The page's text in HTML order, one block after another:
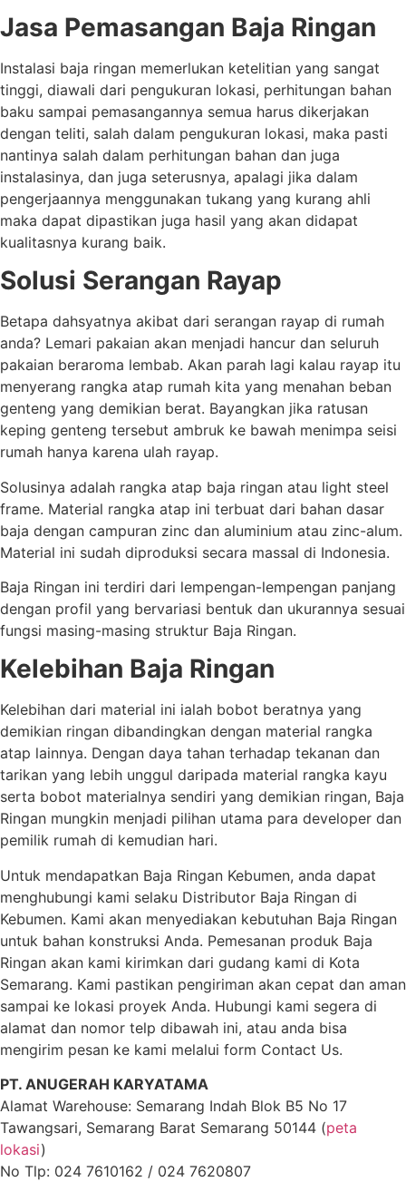
Jasa Pemasangan Baja Ringan
Instalasi baja ringan memerlukan ketelitian yang sangat
tinggi, diawali dari pengukuran lokasi, perhitungan bahan
baku sampai pemasangannya semua harus dikerjakan
dengan teliti, salah dalam pengukuran lokasi, maka pasti
nantinya salah dalam perhitungan bahan dan juga
instalasinya, dan juga seterusnya, apalagi jika dalam
pengerjaannya menggunakan tukang yang kurang ahli
maka dapat dipastikan juga hasil yang akan didapat
kualitasnya kurang baik.
Solusi Serangan Rayap
Betapa dahsyatnya akibat dari serangan rayap di rumah
anda? Lemari pakaian akan menjadi hancur dan seluruh
pakaian beraroma lembab. Akan parah lagi kalau rayap itu
menyerang rangka atap rumah kita yang menahan beban
genteng yang demikian berat. Bayangkan jika ratusan
keping genteng tersebut ambruk ke bawah menimpa seisi
rumah hanya karena ulah rayap.
Solusinya adalah rangka atap baja ringan atau light steel
frame. Material rangka atap ini terbuat dari bahan dasar
baja dengan campuran zinc dan aluminium atau zinc-alum.
Material ini sudah diproduksi secara massal di Indonesia.
Baja Ringan ini terdiri dari lempengan-lempengan panjang
dengan profil yang bervariasi bentuk dan ukurannya sesuai
fungsi masing-masing struktur Baja Ringan.
Kelebihan Baja Ringan
Kelebihan dari material ini ialah bobot beratnya yang
demikian ringan dibandingkan dengan material rangka
atap lainnya. Dengan daya tahan terhadap tekanan dan
tarikan yang lebih unggul daripada material rangka kayu
serta bobot materialnya sendiri yang demikian ringan, Baja
Ringan mungkin menjadi pilihan utama para developer dan
pemilik rumah di kemudian hari.
Untuk mendapatkan Baja Ringan Kebumen, anda dapat
menghubungi kami selaku Distributor Baja Ringan di
Kebumen. Kami akan menyediakan kebutuhan Baja Ringan
untuk bahan konstruksi Anda. Pemesanan produk Baja
Ringan akan kami kirimkan dari gudang kami di Kota
Semarang. Kami pastikan pengiriman akan cepat dan aman
sampai ke lokasi proyek Anda. Hubungi kami segera di
alamat dan nomor telp dibawah ini, atau anda bisa
mengirim pesan ke kami melalui form Contact Us.
PT. ANUGERAH KARYATAMA
Alamat Warehouse: Semarang Indah Blok B5 No 17
Tawangsari, Semarang Barat Semarang 50144 (peta
lokasi)
No Tlp: 024 7610162 / 024 7620807